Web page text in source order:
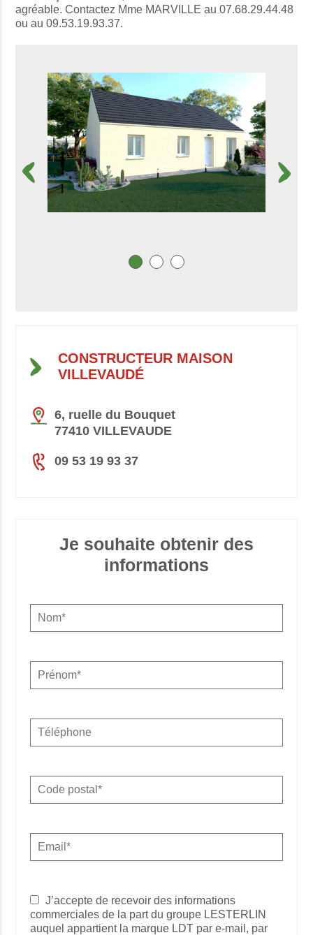
agréable. Contactez Mme MARVILLE au 07.68.29.44.48
ou au 09.53.19.93.37.
CONSTRUCTEUR MAISON
VILLEVAUDÉ
6, ruelle du Bouquet
77410 VILLEVAUDE
09 53 19 93 37
Je souhaite obtenir des
informations
J’accepte de recevoir des informations
commerciales de la part du groupe LESTERLIN
auquel appartient la marque LDT par e-mail, par